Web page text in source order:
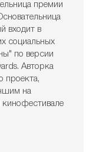
премии
входит в
социальных
по версии
Авторка
проекта,
на